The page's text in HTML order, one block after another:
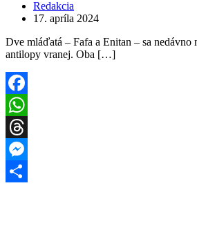
Redakcia
17. apríla 2024
Dve mláďatá – Fafa a Enitan – sa nedávno
antilopy vranej. Oba […]
Facebook
WhatsApp
Threads
Messenger